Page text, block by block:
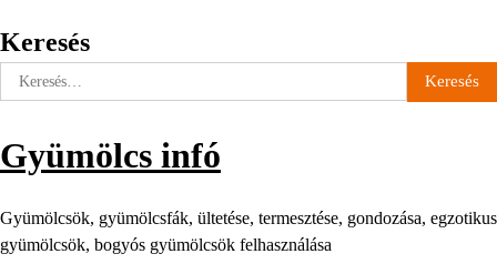
Keresés
Keresés:
Gyümölcs infó
Gyümölcsök, gyümölcsfák, ültetése, termesztése, gondozása, egzotikus
gyümölcsök, bogyós gyümölcsök felhasználása